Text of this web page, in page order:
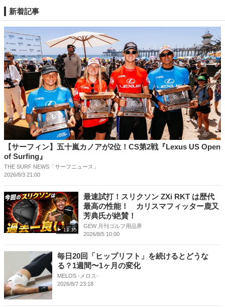
新着記事
【サーフィン】五十嵐カノアが2位！CS第2戦『Lexus US Open
of Surfing』
THE SURF NEWS「サーフニュース」
2026/8/3 21:00
12:35
最速試打！スリクソン ZXi RKT は歴代
最高の性能！ カリスマフィッター鹿又
芳典氏が絶賛！
GEW 月刊ゴルフ用品界
2026/8/5 10:00
毎日20回「ヒップリフト」を続けるとどうな
る？1週間〜1ヶ月の変化
MELOS -メロス-
2026/8/7 23:18